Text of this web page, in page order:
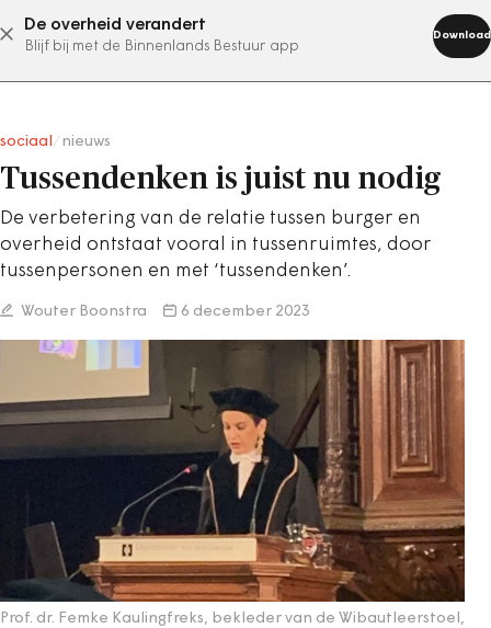
De overheid verandert
Blijf bij met de Binnenlands Bestuur app
Download
abonneer nu
sociaal nieuws
Tussendenken is juist nu nodig
De verbetering van de relatie tussen burger en
overheid ontstaat vooral in tussenruimtes, door
tussenpersonen en met ‘tussendenken’.
Wouter Boonstra 6 december 2023
Prof. dr. Femke Kaulingfreks, bekleder van de Wibautleerstoel,